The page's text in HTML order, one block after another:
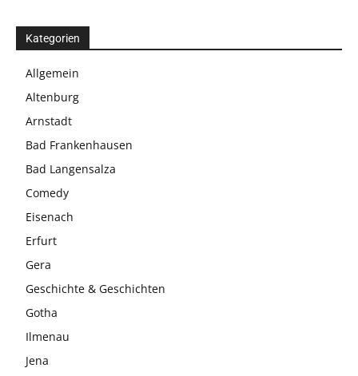
Kategorien
Allgemein
Altenburg
Arnstadt
Bad Frankenhausen
Bad Langensalza
Comedy
Eisenach
Erfurt
Gera
Geschichte & Geschichten
Gotha
Ilmenau
Jena